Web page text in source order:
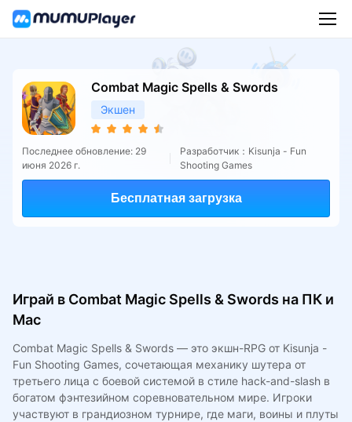
Combat Magic Spells & Swords
Экшен
Последнее обновление: 29
июня 2026 г.
Разработчик：Kisunja - Fun
Shooting Games
Бесплатная загрузка
Играй в Combat Magic Spells & Swords на ПК и
Mac
Combat Magic Spells & Swords — это экшн-RPG от Kisunja -
Fun Shooting Games, сочетающая механику шутера от
третьего лица с боевой системой в стиле hack-and-slash в
богатом фэнтезийном соревновательном мире. Игроки
участвуют в грандиозном турнире, где маги, воины и плуты